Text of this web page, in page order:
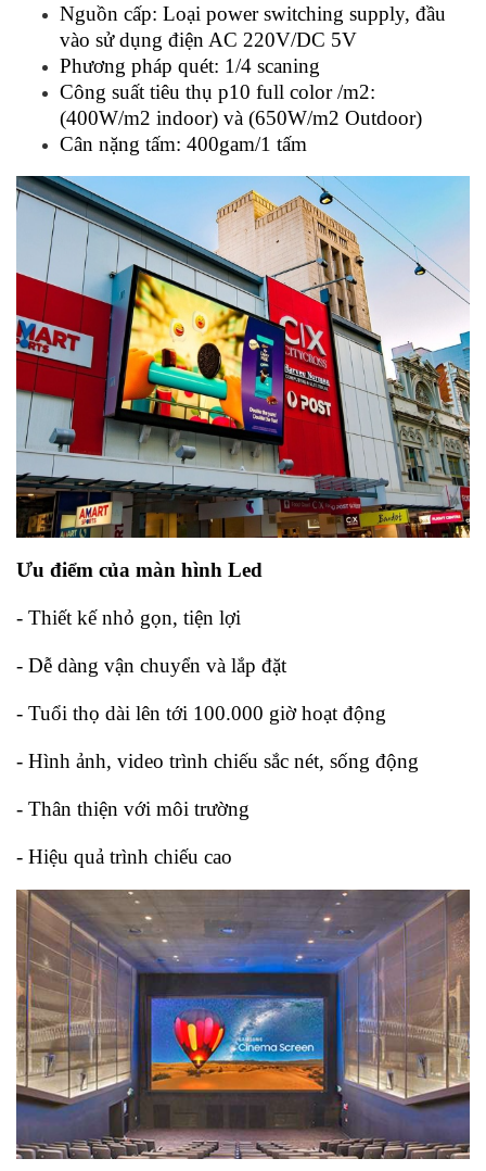
Nguồn cấp: Loại power switching supply, đầu
vào sử dụng điện AC 220V/DC 5V
Phương pháp quét: 1/4 scaning
Công suất tiêu thụ p10 full color/m2:
(400W/m2 indoor) và (650W/m2 Outdoor)
Cân nặng tấm: 400gam/1 tấm
Ưu điểm của màn hình Led
- Thiết kế nhỏ gọn, tiện lợi
- Dễ dàng vận chuyển và lắp đặt
- Tuổi thọ dài lên tới 100.000 giờ hoạt động
- Hình ảnh, video trình chiếu sắc nét, sống động
- Thân thiện với môi trường
- Hiệu quả trình chiếu cao